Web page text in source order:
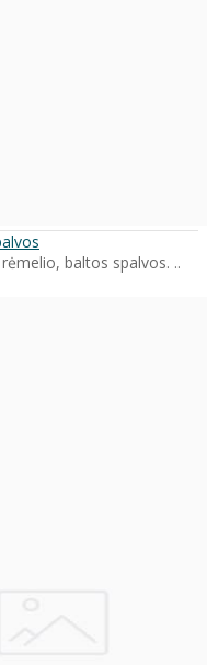
baltos spalvos. ..